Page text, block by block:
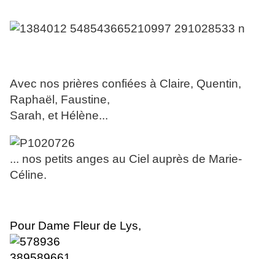
Avec nos prières confiées à Claire, Quentin,
Raphaël, Faustine,
Sarah, et Hélène...
... nos petits anges au Ciel auprès de Marie-
Céline.
Pour Dame Fleur de Lys,